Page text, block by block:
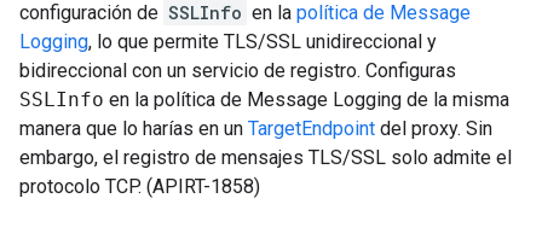
configuración de SSLInfo en la política de Message
Logging, lo que permite TLS/SSL unidireccional y
bidireccional con un servicio de registro. Configuras
SSLInfo en la política de Message Logging de la misma
manera que lo harías en un TargetEndpoint del proxy. Sin
embargo, el registro de mensajes TLS/SSL solo admite el
protocolo TCP. (APIRT-1858)